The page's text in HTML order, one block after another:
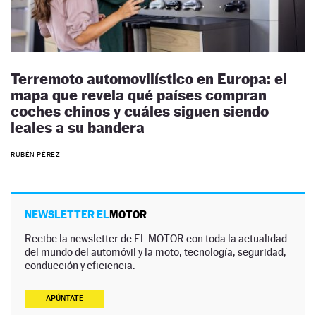
Terremoto automovilístico en Europa: el
mapa que revela qué países compran
coches chinos y cuáles siguen siendo
leales a su bandera
RUBÉN PÉREZ
NEWSLETTER ELMOTOR
Recibe la newsletter de EL MOTOR con toda la actualidad
del mundo del automóvil y la moto, tecnología, seguridad,
conducción y eficiencia.
APÚNTATE